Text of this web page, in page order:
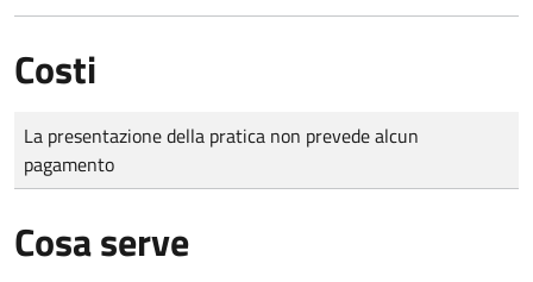
Costi
Tipo di pagamento
Importo
La presentazione della pratica non prevede alcun
pagamento
Cosa serve